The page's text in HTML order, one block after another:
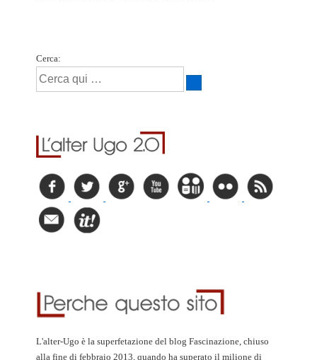
Cerca:
L'alter-Ugo è la superfetazione del blog Fascinazione, chiuso
alla fine di febbraio 2013, quando ha superato il milione di